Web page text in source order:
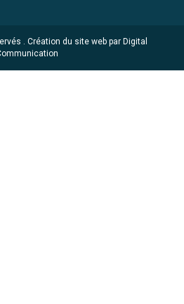
. Création du site web par Digital